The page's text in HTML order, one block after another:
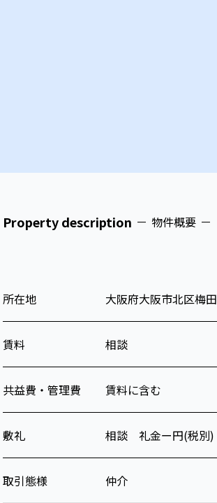
Property description 物件概要
所在地 大阪府大阪市北区梅田
賃料 相談
共益費・管理費 賃料に含む
敷礼 相談 礼金ー円(税別)
取引態様 仲介